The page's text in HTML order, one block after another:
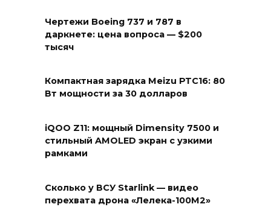
Чертежи Boeing 737 и 787 в
даркнете: цена вопроса — $200
тысяч
Компактная зарядка Meizu PTC16: 80
Вт мощности за 30 долларов
iQOO Z11: мощный Dimensity 7500 и
стильный AMOLED экран с узкими
рамками
Сколько у ВСУ Starlink — видео
перехвата дрона «Лелека-100М2»